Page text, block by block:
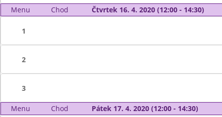
Menu Chod Čtvrtek 16. 4. 2020 (12:00 - 14:30)
1
2
3
Menu Chod Pátek 17. 4. 2020 (12:00 - 14:30)